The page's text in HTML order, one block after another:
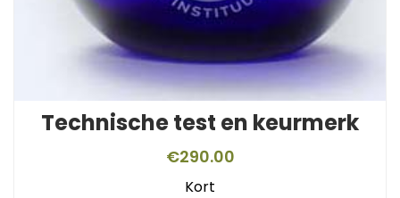
Technische test en keurmerk
€290.00
Kort